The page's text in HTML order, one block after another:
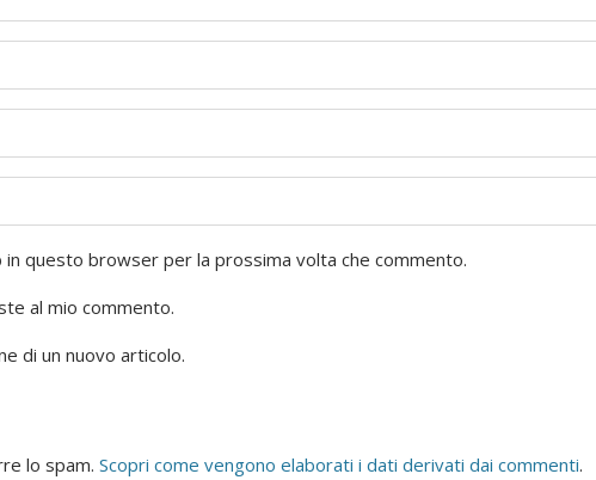
in questo browser per la prossima volta che commento.
al mio commento.
di un nuovo articolo.
lo spam. Scopri come vengono elaborati i dati derivati dai commenti.